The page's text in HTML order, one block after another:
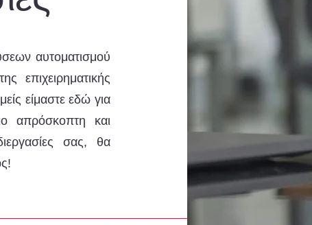
αυτοματισμού
επιχειρηματικής
είμαστε εδώ για
απρόσκοπτη και
σας, θα